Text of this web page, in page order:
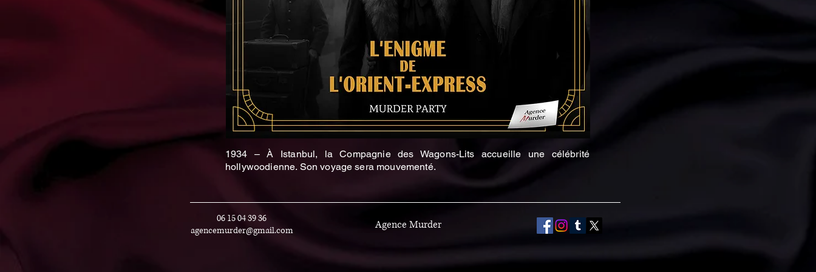
1934 – À Istanbul, la Compagnie des Wagons-Lits accueille une célébrité
hollywoodienne. Son voyage sera mouvementé.
06 15 04 39 36
agencemurder@gmail.com
Agence Murder